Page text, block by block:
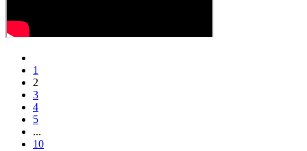
1
2
3
4
5
...
10